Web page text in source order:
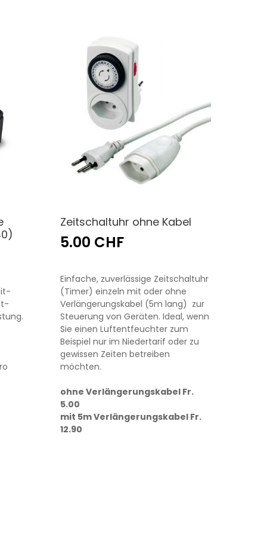
it-
Zeitschaltuhr ohne Kabel
5.00 CHF
Einfache, zuverlässige Zeitschaltuhr
(Timer) einzeln mit oder ohne
Verlängerungskabel (5m lang) zur
Steuerung von Geräten. Ideal, wenn
Sie einen Luftentfeuchter zum
Beispiel nur im Niedertarif oder zu
gewissen Zeiten betreiben
möchten.
ohne Verlängerungskabel Fr.
5.00
mit 5m Verlängerungskabel Fr.
12.90